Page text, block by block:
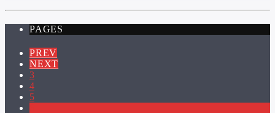
PAGES
PREV
NEXT
3
4
5